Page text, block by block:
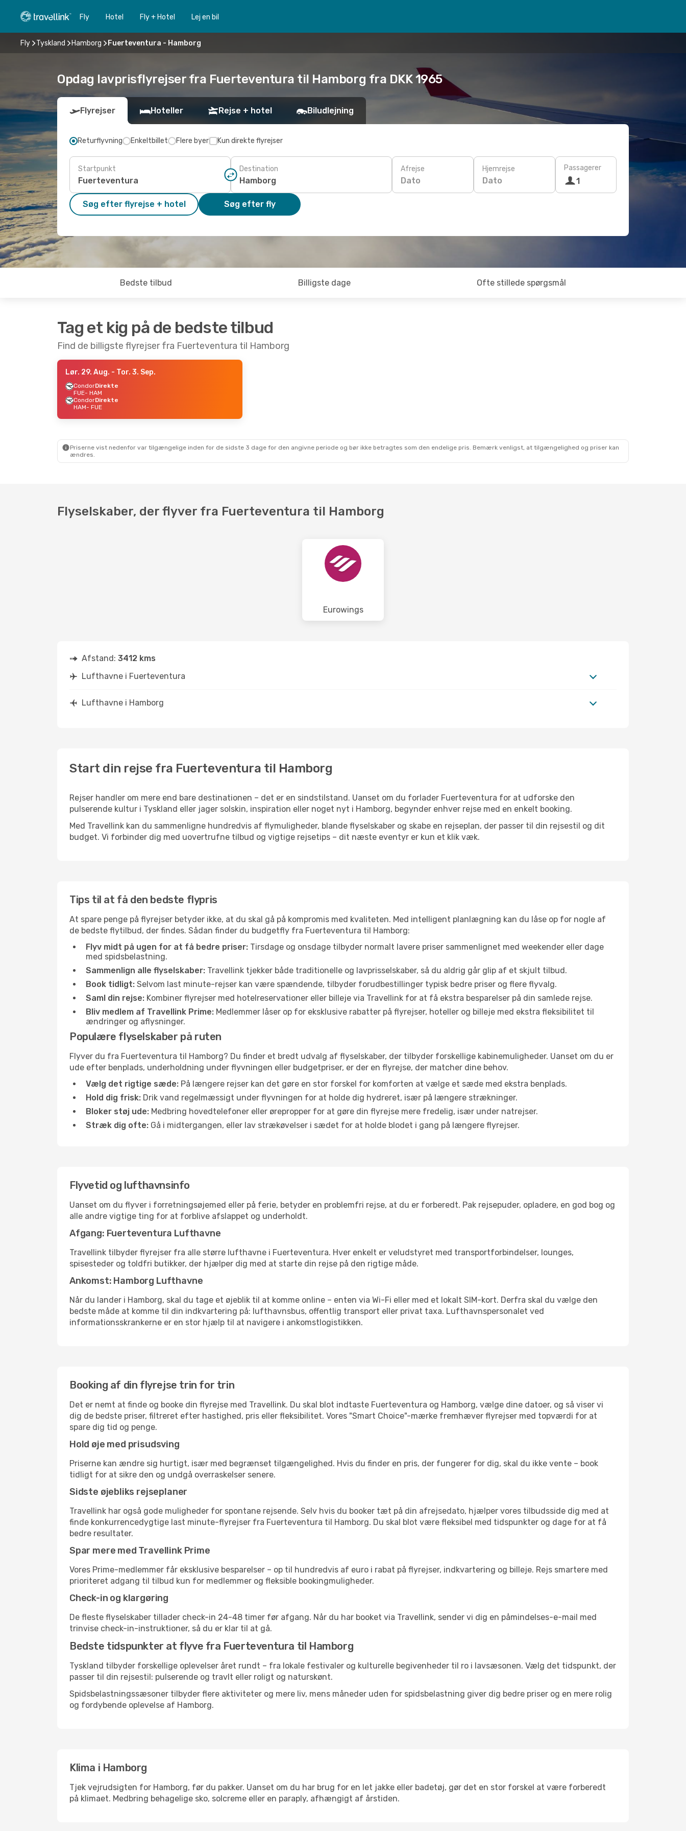
Fly Hotel Fly + Hotel Lej en bil
Fly Tyskland Hamborg Fuerteventura - Hamborg
Opdag lavprisflyrejser fra Fuerteventura til Hamborg fra DKK 1965
Flyrejser Hoteller Rejse + hotel Biludlejning
Returflyvning Enkeltbillet Flere byer Kun direkte flyrejser
Startpunkt Destination Afrejse
Dato
Hjemrejse
Dato
Passagerer
1
Søg efter flyrejse + hotel Søg efter fly
Bedste tilbud Billigste dage Ofte stillede spørgsmål
Tag et kig på de bedste tilbud
Find de billigste flyrejser fra Fuerteventura til Hamborg
Lør. 29. Aug. - Tor. 3. Sep.
CondorDirekte
FUE- HAM
CondorDirekte
HAM- FUE
Priserne vist nedenfor var tilgængelige inden for de sidste 3 dage for den angivne periode og bør ikke betragtes som den endelige pris. Bemærk venligst, at tilgængelighed og priser kan
ændres.
Flyselskaber, der flyver fra Fuerteventura til Hamborg
Eurowings
Afstand: 3412 kms
Lufthavne i Fuerteventura
Lufthavne i Hamborg
Start din rejse fra Fuerteventura til Hamborg
Rejser handler om mere end bare destinationen – det er en sindstilstand. Uanset om du forlader Fuerteventura for at udforske den
pulserende kultur i Tyskland eller jager solskin, inspiration eller noget nyt i Hamborg, begynder enhver rejse med en enkelt booking.
Med Travellink kan du sammenligne hundredvis af flymuligheder, blande flyselskaber og skabe en rejseplan, der passer til din rejsestil og dit
budget. Vi forbinder dig med uovertrufne tilbud og vigtige rejsetips – dit næste eventyr er kun et klik væk.
Tips til at få den bedste flypris
At spare penge på flyrejser betyder ikke, at du skal gå på kompromis med kvaliteten. Med intelligent planlægning kan du låse op for nogle af
de bedste flytilbud, der findes. Sådan finder du budgetfly fra Fuerteventura til Hamborg:
Flyv midt på ugen for at få bedre priser: Tirsdage og onsdage tilbyder normalt lavere priser sammenlignet med weekender eller dage
med spidsbelastning.
Sammenlign alle flyselskaber: Travellink tjekker både traditionelle og lavprisselskaber, så du aldrig går glip af et skjult tilbud.
Book tidligt: Selvom last minute-rejser kan være spændende, tilbyder forudbestillinger typisk bedre priser og flere flyvalg.
Saml din rejse: Kombiner flyrejser med hotelreservationer eller billeje via Travellink for at få ekstra besparelser på din samlede rejse.
Bliv medlem af Travellink Prime: Medlemmer låser op for eksklusive rabatter på flyrejser, hoteller og billeje med ekstra fleksibilitet til
ændringer og aflysninger.
Populære flyselskaber på ruten
Flyver du fra Fuerteventura til Hamborg? Du finder et bredt udvalg af flyselskaber, der tilbyder forskellige kabinemuligheder. Uanset om du er
ude efter benplads, underholdning under flyvningen eller budgetpriser, er der en flyrejse, der matcher dine behov.
Vælg det rigtige sæde: På længere rejser kan det gøre en stor forskel for komforten at vælge et sæde med ekstra benplads.
Hold dig frisk: Drik vand regelmæssigt under flyvningen for at holde dig hydreret, især på længere strækninger.
Bloker støj ude: Medbring hovedtelefoner eller ørepropper for at gøre din flyrejse mere fredelig, især under natrejser.
Stræk dig ofte: Gå i midtergangen, eller lav strækøvelser i sædet for at holde blodet i gang på længere flyrejser.
Flyvetid og lufthavnsinfo
Uanset om du flyver i forretningsøjemed eller på ferie, betyder en problemfri rejse, at du er forberedt. Pak rejsepuder, opladere, en god bog og
alle andre vigtige ting for at forblive afslappet og underholdt.
Afgang: Fuerteventura Lufthavne
Travellink tilbyder flyrejser fra alle større lufthavne i Fuerteventura. Hver enkelt er veludstyret med transportforbindelser, lounges,
spisesteder og toldfri butikker, der hjælper dig med at starte din rejse på den rigtige måde.
Ankomst: Hamborg Lufthavne
Når du lander i Hamborg, skal du tage et øjeblik til at komme online – enten via Wi-Fi eller med et lokalt SIM-kort. Derfra skal du vælge den
bedste måde at komme til din indkvartering på: lufthavnsbus, offentlig transport eller privat taxa. Lufthavnspersonalet ved
informationsskrankerne er en stor hjælp til at navigere i ankomstlogistikken.
Booking af din flyrejse trin for trin
Det er nemt at finde og booke din flyrejse med Travellink. Du skal blot indtaste Fuerteventura og Hamborg, vælge dine datoer, og så viser vi
dig de bedste priser, filtreret efter hastighed, pris eller fleksibilitet. Vores "Smart Choice"-mærke fremhæver flyrejser med topværdi for at
spare dig tid og penge.
Hold øje med prisudsving
Priserne kan ændre sig hurtigt, især med begrænset tilgængelighed. Hvis du finder en pris, der fungerer for dig, skal du ikke vente – book
tidligt for at sikre den og undgå overraskelser senere.
Sidste øjebliks rejseplaner
Travellink har også gode muligheder for spontane rejsende. Selv hvis du booker tæt på din afrejsedato, hjælper vores tilbudsside dig med at
finde konkurrencedygtige last minute-flyrejser fra Fuerteventura til Hamborg. Du skal blot være fleksibel med tidspunkter og dage for at få
bedre resultater.
Spar mere med Travellink Prime
Vores Prime-medlemmer får eksklusive besparelser – op til hundredvis af euro i rabat på flyrejser, indkvartering og billeje. Rejs smartere med
prioriteret adgang til tilbud kun for medlemmer og fleksible bookingmuligheder.
Check-in og klargøring
De fleste flyselskaber tillader check-in 24-48 timer før afgang. Når du har booket via Travellink, sender vi dig en påmindelses-e-mail med
trinvise check-in-instruktioner, så du er klar til at gå.
Bedste tidspunkter at flyve fra Fuerteventura til Hamborg
Tyskland tilbyder forskellige oplevelser året rundt – fra lokale festivaler og kulturelle begivenheder til ro i lavsæsonen. Vælg det tidspunkt, der
passer til din rejsestil: pulserende og travlt eller roligt og naturskønt.
Spidsbelastningssæsoner tilbyder flere aktiviteter og mere liv, mens måneder uden for spidsbelastning giver dig bedre priser og en mere rolig
og fordybende oplevelse af Hamborg.
Klima i Hamborg
Tjek vejrudsigten for Hamborg, før du pakker. Uanset om du har brug for en let jakke eller badetøj, gør det en stor forskel at være forberedt
på klimaet. Medbring behagelige sko, solcreme eller en paraply, afhængigt af årstiden.